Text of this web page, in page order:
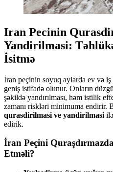
Iran Pecinin
Yandirilmasi:
İsitmə
İran peçinin soyuq aylarda ev və
geniş istifadə olunur. Onların
şəkildə yandırılması, həm istilik
zamanı riskləri minimuma endirir.
qurasdirilmasi ve yandirilmasi
edirik.
İran Peçini
Etməli?